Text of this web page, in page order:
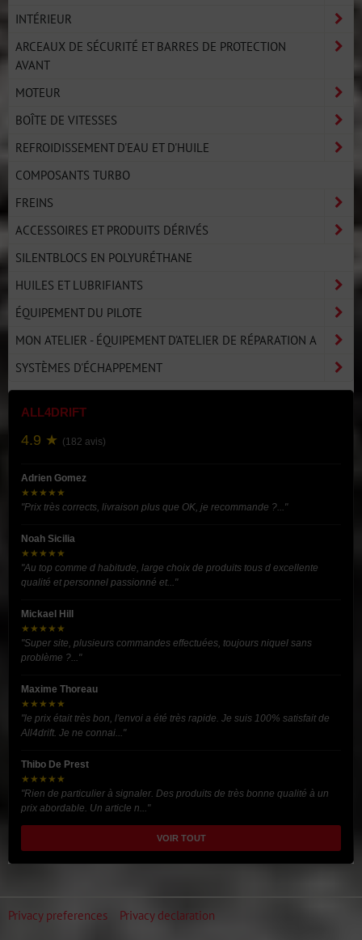
INTÉRIEUR
ARCEAUX DE SÉCURITÉ ET BARRES DE PROTECTION
AVANT
MOTEUR
BOÎTE DE VITESSES
REFROIDISSEMENT D'EAU ET D'HUILE
COMPOSANTS TURBO
FREINS
ACCESSOIRES ET PRODUITS DÉRIVÉS
SILENTBLOCS EN POLYURÉTHANE
HUILES ET LUBRIFIANTS
ÉQUIPEMENT DU PILOTE
MON ATELIER - ÉQUIPEMENT D'ATELIER DE RÉPARATION A
SYSTÈMES D'ÉCHAPPEMENT
ALL4DRIFT
4.9 ★ (182 avis)
Adrien Gomez
★★★★★
"Prix très corrects, livraison plus que OK, je recommande ?..."
Noah Sicilia
★★★★★
"Au top comme d habitude, large choix de produits tous d excellente
qualité et personnel passionné et..."
Mickael Hill
★★★★★
"Super site, plusieurs commandes effectuées, toujours niquel sans
problème ?..."
Maxime Thoreau
★★★★★
"le prix était très bon, l'envoi a été très rapide. Je suis 100% satisfait de
All4drift. Je ne connai..."
Thibo De Prest
★★★★★
"Rien de particulier à signaler. Des produits de très bonne qualité à un
prix abordable. Un article n..."
VOIR TOUT
Privacy preferences Privacy declaration